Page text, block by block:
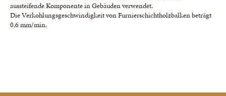
aussteifende Komponente in Gebäuden verwendet.
Die Verkohlungsgeschwindigkeit von Furnierschichtholzbalken beträgt
0,6 mm/min.